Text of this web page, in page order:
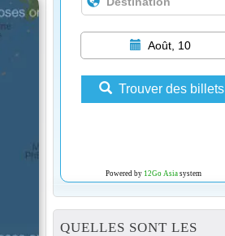
Août, 10
Trouver des billets
Powered by 12Go Asiasystem
QUELLES SONT LES